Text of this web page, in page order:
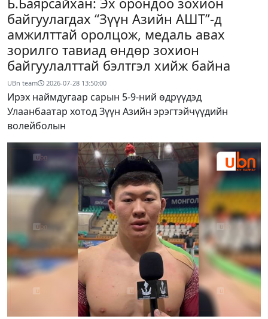
байгуулагдах “Зүүн Азийн АШТ”-д
амжилттай оролцож, медаль авах
зорилго тавиад өндөр зохион
байгуулалттай бэлтгэл хийж байна
UBn team 2026-07-28 13:50:00
Ирэх наймдугаар сарын 5-9-ний өдрүүдэд
Улаанбаатар хотод Зүүн Азийн эрэгтэйчүүдийн
волейболын